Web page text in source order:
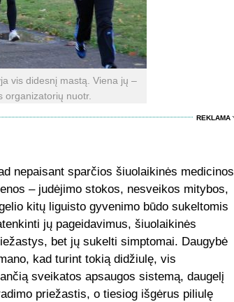
vis didesnį mastą. Viena jų –
organizatorių nuotr.
REKLAMA
nepaisant sparčios šiuolaikinės medicinos
– judėjimo stokos, nesveikos mitybos,
kitų liguisto gyvenimo būdo sukeltomis
jų pageidavimus, šiuolaikinės
bet jų sukelti simptomai. Daugybė
kad turint tokią didžiulę, vis
sveikatos apsaugos sistemą, daugelį
priežastis, o tiesiog išgėrus piliulę